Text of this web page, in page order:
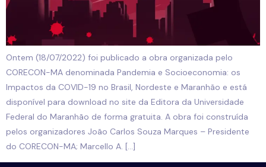
Ontem (18/07/2022) foi publicado a obra organizada pelo
CORECON-MA denominada Pandemia e Socioeconomia: os
Impactos da COVID-19 no Brasil, Nordeste e Maranhão e está
disponível para download no site da Editora da Universidade
Federal do Maranhão de forma gratuita. A obra foi construída
pelos organizadores João Carlos Souza Marques – Presidente
do CORECON-MA; Marcello A. […]